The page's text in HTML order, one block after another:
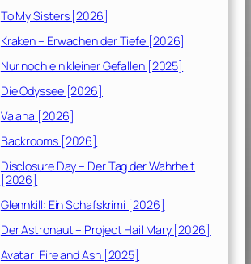
To My Sisters [2026]
Kraken – Erwachen der Tiefe [2026]
Nur noch ein kleiner Gefallen [2025]
Die Odyssee [2026]
Vaiana [2026]
Backrooms [2026]
Disclosure Day – Der Tag der Wahrheit
[2026]
Glennkill: Ein Schafskrimi [2026]
Der Astronaut – Project Hail Mary [2026]
Avatar: Fire and Ash [2025]